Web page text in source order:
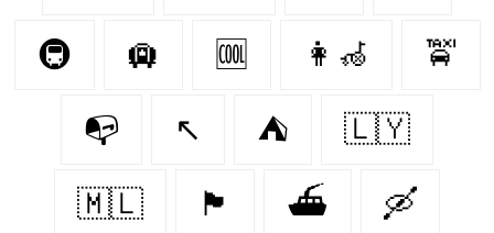
🚇 🛄 🆒 👩‍🦽 🚖
📭 ↖ ⛺ 🇱🇾
🇲🇱 🏴󠁧󠁢󠁷󠁬󠁳󠁿 ⛴️ 🛶